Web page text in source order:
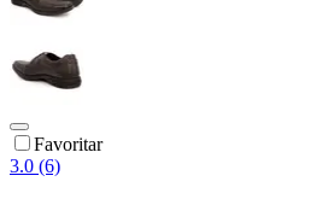
Favoritar
3.0 (6)